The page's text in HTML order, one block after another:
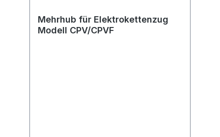
Mehrhub für Elektrokettenzug
Modell CPV/CPVF